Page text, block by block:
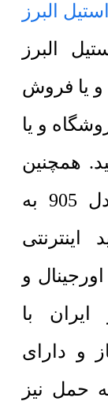
البرز
البرز
یا فروش
و یا
همچنین
خرید سینک استیل البرز مدل 905 به
و
با
و دارای
حمل نیز